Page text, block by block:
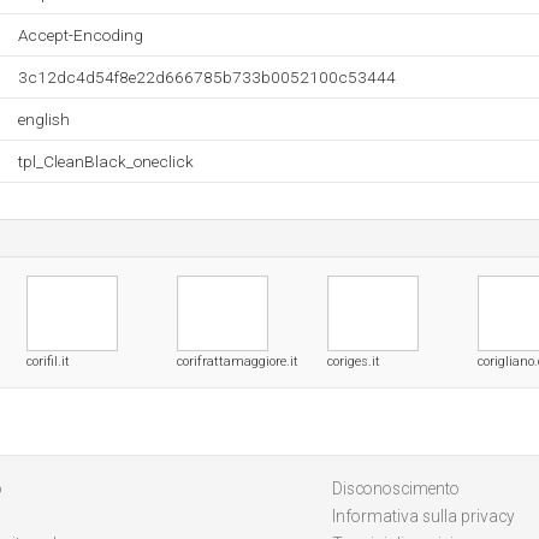
Accept-Encoding
3c12dc4d54f8e22d666785b733b0052100c53444
english
tpl_CleanBlack_oneclick
corifil.it corifrattamaggiore.it coriges.it
Disconoscimento
Informativa sulla privacy